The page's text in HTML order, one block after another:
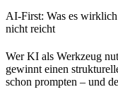
AI-First: Was es
nicht reicht
Wer KI als Werkzeug
gewinnt einen
schon prompten – und